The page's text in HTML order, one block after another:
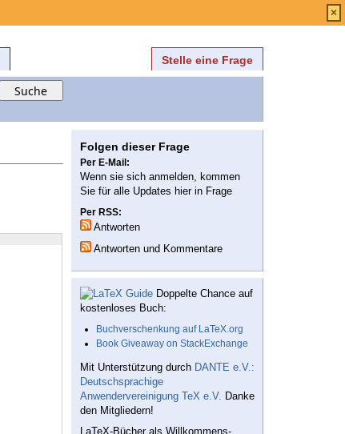
Stelle eine Frage
Folgen dieser Frage
Per E-Mail:
Wenn sie sich anmelden, kommen
Sie für alle Updates hier in Frage
Per RSS:
Antworten
Antworten und Kommentare
Doppelte Chance auf
kostenloses Buch:
Buchverschenkung auf LaTeX.org
Book Giveaway on StackExchange
Mit Unterstützung durch DANTE e.V.:
Deutschsprachige
Anwendervereinigung TeX e.V. Danke
den Mitgliedern!
LaTeX-Bücher als Willkommens-
×